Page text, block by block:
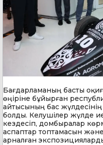
Бағдарламаның басты
өңіріне бұйырған
айтысының бас
болды. Келушілер жүлде
кездесіп, домбыралар
аспаптар топтамасын
арналған